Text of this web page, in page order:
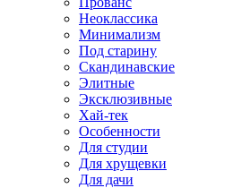
Неоклассика
Минимализм
Под старину
Скандинавские
Элитные
Эксклюзивные
Хай-тек
Особенности
Для студии
Для хрущевки
Для дачи